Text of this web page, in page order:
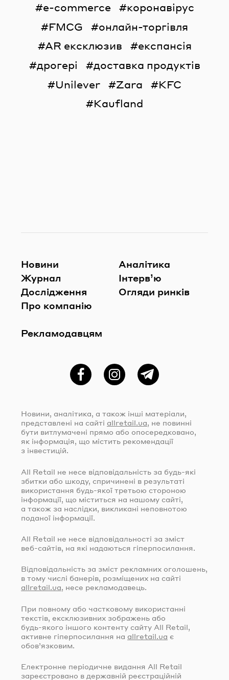
e-commerce
коронавірус
FMCG
онлайн-торгівля
AR ексклюзив
експансія
дрогері
доставка продуктів
Unilever
Zara
KFC
Kaufland
Новини
Журнал
Дослідження
Про компанію
Рекламодавцям
Аналітика
Інтерв’ю
Огляди ринків
ФейсбукInstagramTelegram
Новини, аналітика, а також інші матеріали,
представлені на сайті allretail.ua, не повинні
бути витлумачені прямо або опосередковано,
як інформація, що містить рекомендації
з інвестицій.
All Retail не несе відповідальність за будь-які
збитки або шкоду, спричинені в результаті
використання будь-якої третьою стороною
інформації, що міститься на нашому сайті,
а також за наслідки, викликані неповнотою
поданої інформації.
All Retail не несе відповідальності за зміст
веб-сайтів, на які надаються гіперпосилання.
Відповідальність за зміст рекламних оголошень,
в тому числі банерів, розміщених на сайті
allretail.ua, несе рекламодавець.
При повному або частковому використанні
текстів, ексклюзивних зображень або
будь-якого іншого контенту сайту All Retail,
активне гіперпосилання на allretail.ua є
обов’язковим.
Електронне періодичне видання All Retail
зареєстровано в державній реєстраційній